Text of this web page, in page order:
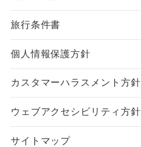
旅行条件書
個人情報保護方針
カスタマーハラスメント方針
ウェブアクセシビリティ方針
サイトマップ